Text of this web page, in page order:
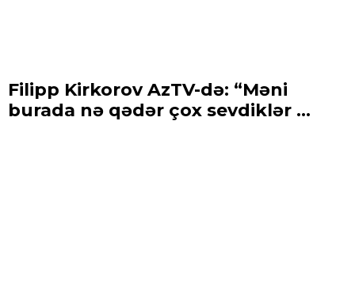
Filipp Kirkorov AzTV-də: “Məni
burada nə qədər çox sevdiklər ...